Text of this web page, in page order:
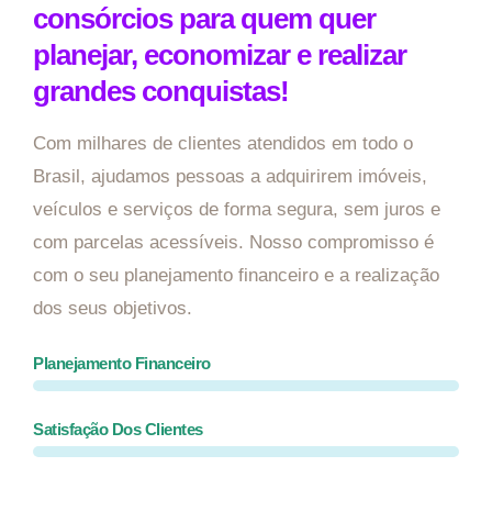
consórcios para quem quer
planejar, economizar e realizar
grandes conquistas!
Com milhares de clientes atendidos em todo o
Brasil, ajudamos pessoas a adquirirem imóveis,
veículos e serviços de forma segura, sem juros e
com parcelas acessíveis. Nosso compromisso é
com o seu planejamento financeiro e a realização
dos seus objetivos.
Planejamento Financeiro
Satisfação Dos Clientes